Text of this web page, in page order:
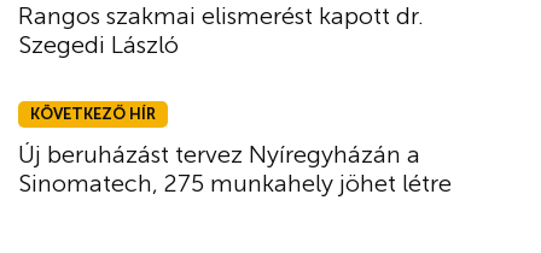
Rangos szakmai elismerést kapott dr.
Szegedi László
KÖVETKEZŐ HÍR
Új beruházást tervez Nyíregyházán a
Sinomatech, 275 munkahely jöhet létre